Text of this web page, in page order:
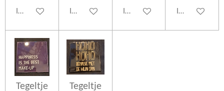
In winkelwagen In winkelwagen In winkelwagen In
Tegeltje
Tegeltje